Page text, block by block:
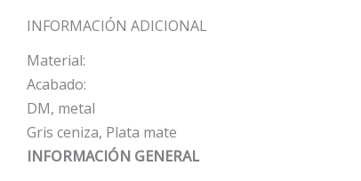
INFORMACIÓN ADICIONAL
Material:
Acabado:
DM, metal
Gris ceniza, Plata mate
INFORMACIÓN GENERAL